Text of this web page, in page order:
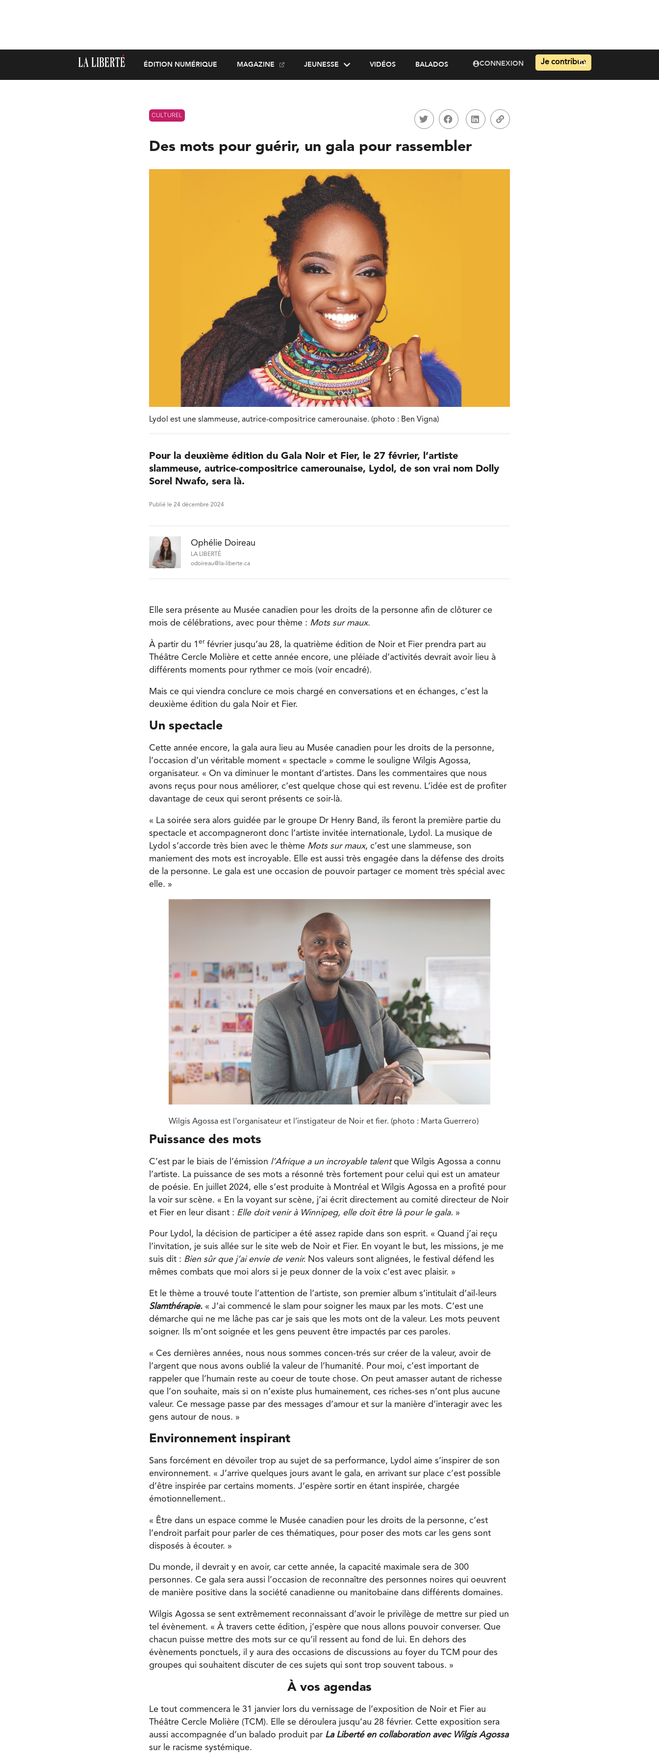
ÉDITION NUMÉRIQUE MAGAZINE JEUNESSE VIDÉOS BALADOS CONNEXION Je contribue
CULTUREL
Des mots pour guérir, un gala pour rassembler
Lydol est une slammeuse, autrice-compositrice camerounaise. (photo : Ben Vigna)
Pour la deuxième édition du Gala Noir et Fier, le 27 février, l’artiste
slammeuse, autrice-compositrice camerounaise, Lydol, de son vrai nom Dolly
Sorel Nwafo, sera là.
Publié le 24 décembre 2024
Ophélie Doireau
LA LIBERTÉ
odoireau@la-liberte.ca
Elle sera présente au Musée canadien pour les droits de la personne afin de clôturer ce
mois de célébrations, avec pour thème : Mots sur maux.
À partir du 1 er février jusqu’au 28, la quatrième édition de Noir et Fier prendra part au
Théâtre Cercle Molière et cette année encore, une pléiade d’activités devrait avoir lieu à
différents moments pour rythmer ce mois (voir encadré).
Mais ce qui viendra conclure ce mois chargé en conversations et en échanges, c’est la
deuxième édition du gala Noir et Fier.
Un spectacle
Cette année encore, la gala aura lieu au Musée canadien pour les droits de la personne,
l’occasion d’un véritable moment « spectacle » comme le souligne Wilgis Agossa,
organisateur. « On va diminuer le montant d’artistes. Dans les commentaires que nous
avons reçus pour nous améliorer, c’est quelque chose qui est revenu. L’idée est de profiter
davantage de ceux qui seront présents ce soir-là.
« La soirée sera alors guidée par le groupe Dr Henry Band, ils feront la première partie du
spectacle et accompagneront donc l’artiste invitée internationale, Lydol. La musique de
Lydol s’accorde très bien avec le thème Mots sur maux, c’est une slammeuse, son
maniement des mots est incroyable. Elle est aussi très engagée dans la défense des droits
de la personne. Le gala est une occasion de pouvoir partager ce moment très spécial avec
elle. »
Wilgis Agossa est l’organisateur et l’instigateur de Noir et fier. (photo : Marta Guerrero)
Puissance des mots
C’est par le biais de l’émission l’Afrique a un incroyable talentque Wilgis Agossa a connu
l’artiste. La puissance de ses mots a résonné très fortement pour celui qui est un amateur
de poésie. En juillet 2024, elle s’est produite à Montréal et Wilgis Agossa en a profité pour
la voir sur scène. « En la voyant sur scène, j’ai écrit directement au comité directeur de Noir
et Fier en leur disant : Elle doit venir à Winnipeg, elle doit être là pour le gala. »
Pour Lydol, la décision de participer a été assez rapide dans son esprit. « Quand j’ai reçu
l’invitation, je suis allée sur le site web de Noir et Fier. En voyant le but, les missions, je me
suis dit : Bien sûr que j’ai envie de venir. Nos valeurs sont alignées, le festival défend les
mêmes combats que moi alors si je peux donner de la voix c’est avec plaisir. »
Et le thème a trouvé toute l’attention de l’artiste, son premier album s’intitulait d’ail-leurs
Slamthérapie. « J’ai commencé le slam pour soigner les maux par les mots. C’est une
démarche qui ne me lâche pas car je sais que les mots ont de la valeur. Les mots peuvent
soigner. Ils m’ont soignée et les gens peuvent être impactés par ces paroles.
« Ces dernières années, nous nous sommes concen-trés sur créer de la valeur, avoir de
l’argent que nous avons oublié la valeur de l’humanité. Pour moi, c’est important de
rappeler que l’humain reste au coeur de toute chose. On peut amasser autant de richesse
que l’on souhaite, mais si on n’existe plus humainement, ces riches-ses n’ont plus aucune
valeur. Ce message passe par des messages d’amour et sur la manière d’interagir avec les
gens autour de nous. »
Environnement inspirant
Sans forcément en dévoiler trop au sujet de sa performance, Lydol aime s’inspirer de son
environnement. « J’arrive quelques jours avant le gala, en arrivant sur place c’est possible
d’être inspirée par certains moments. J’espère sortir en étant inspirée, chargée
émotionnellement..
« Être dans un espace comme le Musée canadien pour les droits de la personne, c’est
l’endroit parfait pour parler de ces thématiques, pour poser des mots car les gens sont
disposés à écouter. »
Du monde, il devrait y en avoir, car cette année, la capacité maximale sera de 300
personnes. Ce gala sera aussi l’occasion de reconnaître des personnes noires qui oeuvrent
de manière positive dans la société canadienne ou manitobaine dans différents domaines.
Wilgis Agossa se sent extrêmement reconnaissant d’avoir le privilège de mettre sur pied un
tel évènement. « À travers cette édition, j’espère que nous allons pouvoir converser. Que
chacun puisse mettre des mots sur ce qu’il ressent au fond de lui. En dehors des
évènements ponctuels, il y aura des occasions de discussions au foyer du TCM pour des
groupes qui souhaitent discuter de ces sujets qui sont trop souvent tabous. »
À vos agendas
Le tout commencera le 31 janvier lors du vernissage de l’exposition de Noir et Fier au
Théâtre Cercle Molière (TCM). Elle se déroulera jusqu’au 28 février. Cette exposition sera
aussi accompagnée d’un balado produit par La Liberté en collaboration avec Wilgis Agossa
sur le racisme systémique.